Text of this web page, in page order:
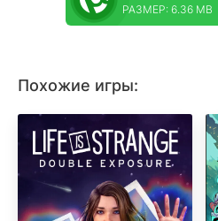
РАЗМЕР: 6.36 MB
Похожие игры: